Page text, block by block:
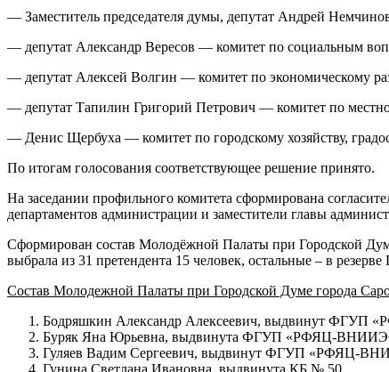
— Заместитель председателя думы, депутат Андрей
— депутат Александр Вересов — комитет по социальным
— депутат Алексей Волгин — комитет по экономическому
— депутат Тапилин Григорий Петрович — комитет по
— Денис Щербуха — комитет по городскому хозяйству,
По итогам голосования соответствующее решение принято.
На заседании профильного комитета сформирована
департаментов администрации и заместители главы
Сформирован состав Молодёжной Палаты при Городской
выбрала из 31 претендента 15 человек, остальные – в резерве
Состав Молодежной Палаты при Городской Думе города
Бодряшкин Александр Алексеевич, выдвинут
Буряк Яна Юрьевна, выдвинута ФГУП «РФЯЦ-
Гуляев Вадим Сергеевич, выдвинут ФГУП «РФЯЦ-